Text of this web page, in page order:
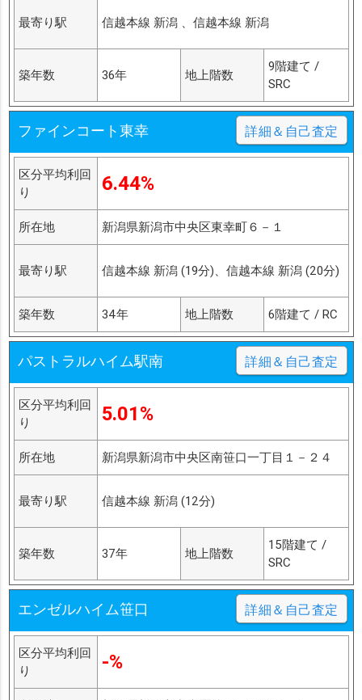
最寄り駅 信越本線 新潟 、信越本線 新潟
築年数 36年 地上階数
9階建て /
SRC
ファインコート東幸 詳細＆自己査定
区分平均利回
り
6.44%
所在地 新潟県新潟市中央区東幸町６－１
最寄り駅 信越本線 新潟 (19分)、信越本線 新潟 (20分)
築年数 34年 地上階数 6階建て / RC
パストラルハイム駅南 詳細＆自己査定
区分平均利回
り
5.01%
所在地 新潟県新潟市中央区南笹口一丁目１－２４
最寄り駅 信越本線 新潟 (12分)
築年数 37年 地上階数
15階建て /
SRC
エンゼルハイム笹口 詳細＆自己査定
区分平均利回
り
-%